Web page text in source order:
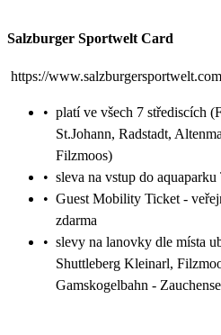
Salzburger Sportwelt Card
https://
• platí ve všech 7 střediscích
St.Johann, Radstadt,
Filzmoos)
• sleva na vstup do
• Guest Mobility Ticket -
zdarma
• slevy na lanovky dle místa
Shuttleberg Kleinarl,
Gamskogelbahn -